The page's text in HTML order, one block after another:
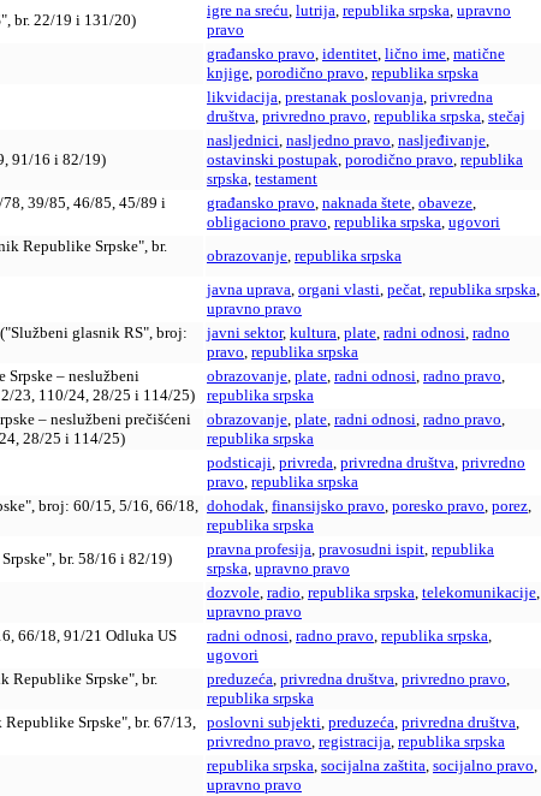
br. 22/19 i 131/20)
igre na sreću, lutrija, republika srpska, upravno
pravo
građansko pravo, identitet, lično ime, matične
knjige, porodično pravo, republika srpska
likvidacija, prestanak poslovanja, privredna
društva, privredno pravo, republika srpska, stečaj
91/16 i 82/19)
nasljednici, nasljedno pravo, nasljeđivanje,
ostavinski postupak, porodično pravo, republika
srpska, testament
39/85, 46/85, 45/89 i
građansko pravo, naknada štete, obaveze,
obligaciono pravo, republika srpska, ugovori
Republike Srpske", br.
obrazovanje, republika srpska
javna uprava, organi vlasti, pečat, republika srpska,
upravno pravo
glasnik RS", broj:
javni sektor, kultura, plate, radni odnosi, radno
pravo, republika srpska
Srpske – neslužbeni
23, 110/24, 28/25 i 114/25)
obrazovanje, plate, radni odnosi, radno pravo,
republika srpska
– neslužbeni prečišćeni
28/25 i 114/25)
obrazovanje, plate, radni odnosi, radno pravo,
republika srpska
podsticaji, privreda, privredna društva, privredno
pravo, republika srpska
broj: 60/15, 5/16, 66/18, dohodak, finansijsko pravo, poresko pravo, porez,
republika srpska
br. 58/16 i 82/19)
pravna profesija, pravosudni ispit, republika
srpska, upravno pravo
dozvole, radio, republika srpska, telekomunikacije,
upravno pravo
66/18, 91/21 Odluka US
radni odnosi, radno pravo, republika srpska,
ugovori
Republike Srpske", br.
preduzeća, privredna društva, privredno pravo,
republika srpska
Srpske", br. 67/13, poslovni subjekti, preduzeća, privredna društva,
privredno pravo, registracija, republika srpska
republika srpska, socijalna zaštita, socijalno pravo,
upravno pravo